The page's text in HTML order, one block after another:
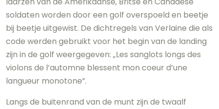
soldaten worden door een golf overspoeld en beetje
bij beetje uitgewist. De dichtregels van Verlaine die als
code werden gebruikt voor het begin van de landing
zijn in de golf weergegeven: „Les sanglots longs des
violons de l’automne blessent mon coeur d’une
langueur monotone”.
Langs de buitenrand van de munt zijn de twaalf